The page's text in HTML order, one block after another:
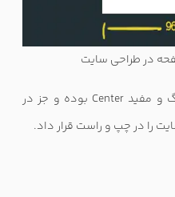
شکل صفحه قالب سایت های بزرگ و مفید Center بوده و جز در
را در چپ و راست قرار داد.